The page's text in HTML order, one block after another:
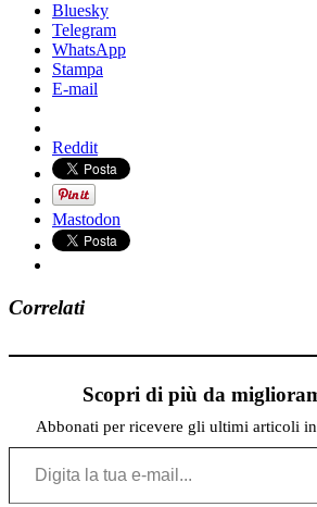
Bluesky
Telegram
WhatsApp
Stampa
E-mail
Reddit
Mastodon
Correlati
Scopri di più da
Abbonati per ricevere gli ultimi articoli
Digita la tua e-mail...